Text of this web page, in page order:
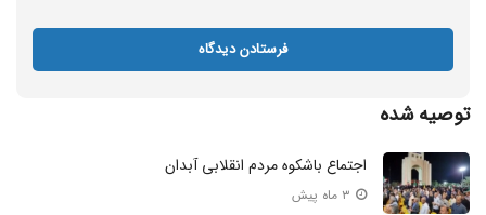
توصیه شده
اجتماع باشکوه مردم انقلابی آبدان